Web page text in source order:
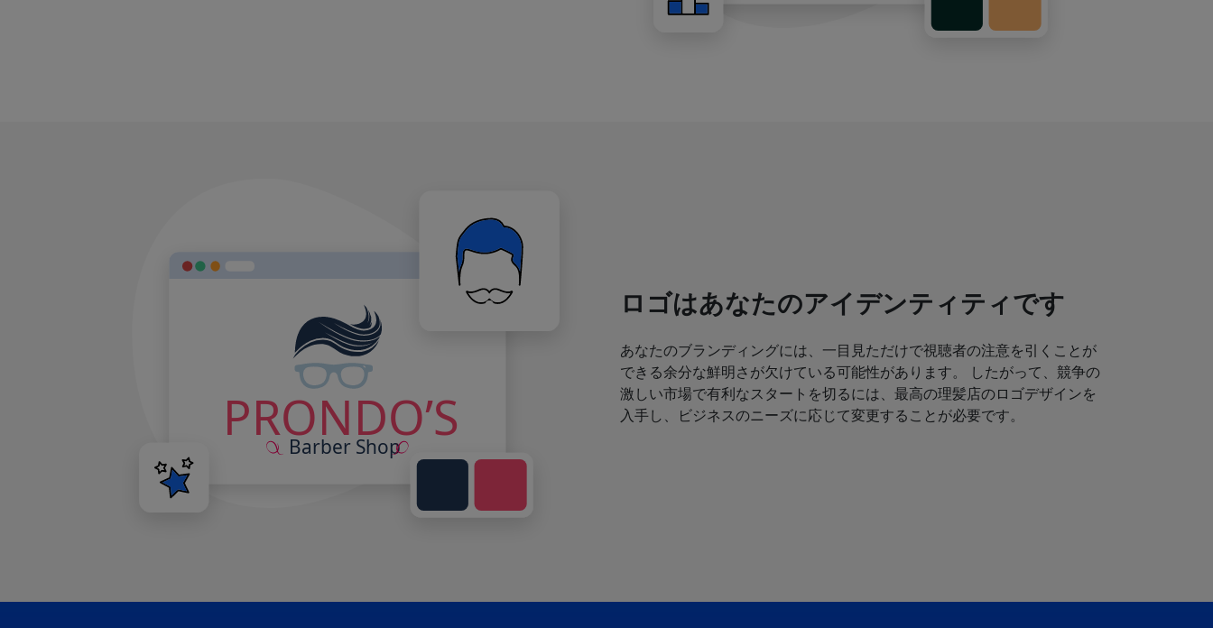
ロゴはあなたのアイデンティティです
あなたのブランディングには、一目見ただけで視聴者の注意を引くことが
できる余分な鮮明さが欠けている可能性があります。 したがって、競争の
激しい市場で有利なスタートを切るには、最高の理髪店のロゴデザインを
入手し、ビジネスのニーズに応じて変更することが必要です。